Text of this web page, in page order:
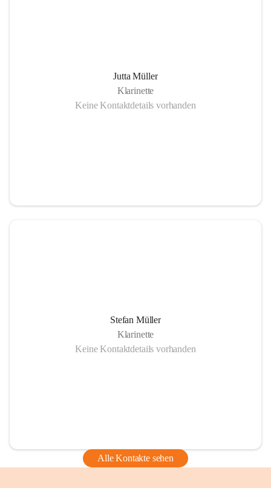
Jutta Müller
Klarinette
Keine Kontaktdetails vorhanden
Stefan Müller
Klarinette
Keine Kontaktdetails vorhanden
Alle Kontakte sehen